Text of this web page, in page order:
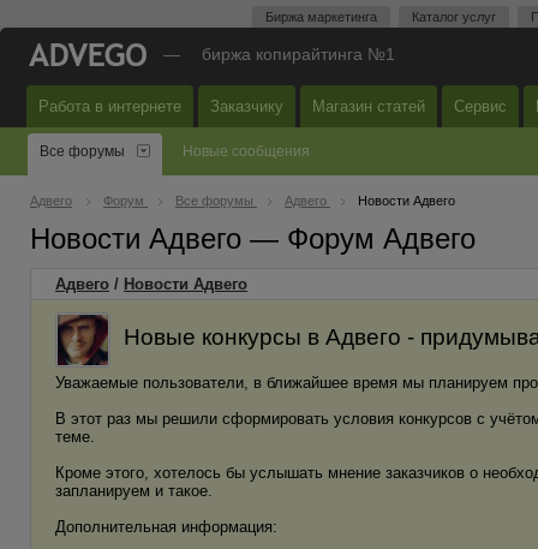
Биржа маркетинга Каталог услуг
— биржа копирайтинга №1
Работа в интернете Заказчику Магазин статей Сервис
Все форумы Новые сообщения
Адвего Форум Все форумы Адвего Новости Адвего
Новости Адвего — Форум Адвего
Адвего / Новости Адвего
Новые конкурсы в Адвего -
Уважаемые пользователи, в ближайшее время мы планируем
В этот раз мы решили сформировать условия конкурсов с
теме.
Кроме этого, хотелось бы услышать мнение заказчиков о
запланируем и такое.
Дополнительная информация: